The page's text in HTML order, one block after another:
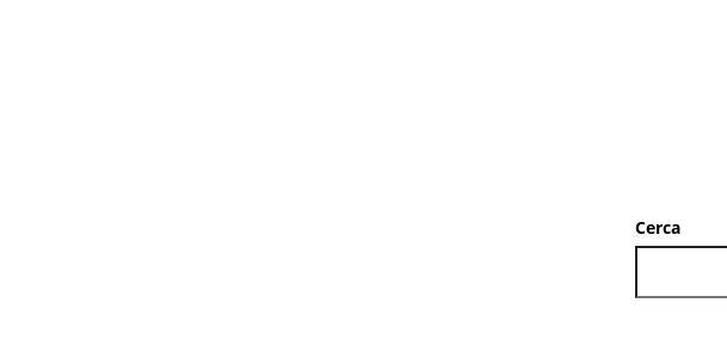
Cerca